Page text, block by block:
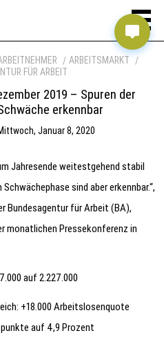
ARBEITSMARKT
FÜR ARBEIT
2019 – Spuren der
erkennbar
Januar 8, 2020
Jahresende weitestgehend stabil
sind aber erkennbar.“,
Bundesagentur für Arbeit (BA),
monatlichen Pressekonferenz in
auf 2.227.000
+18.000 Arbeitslosenquote
auf 4,9 Prozent